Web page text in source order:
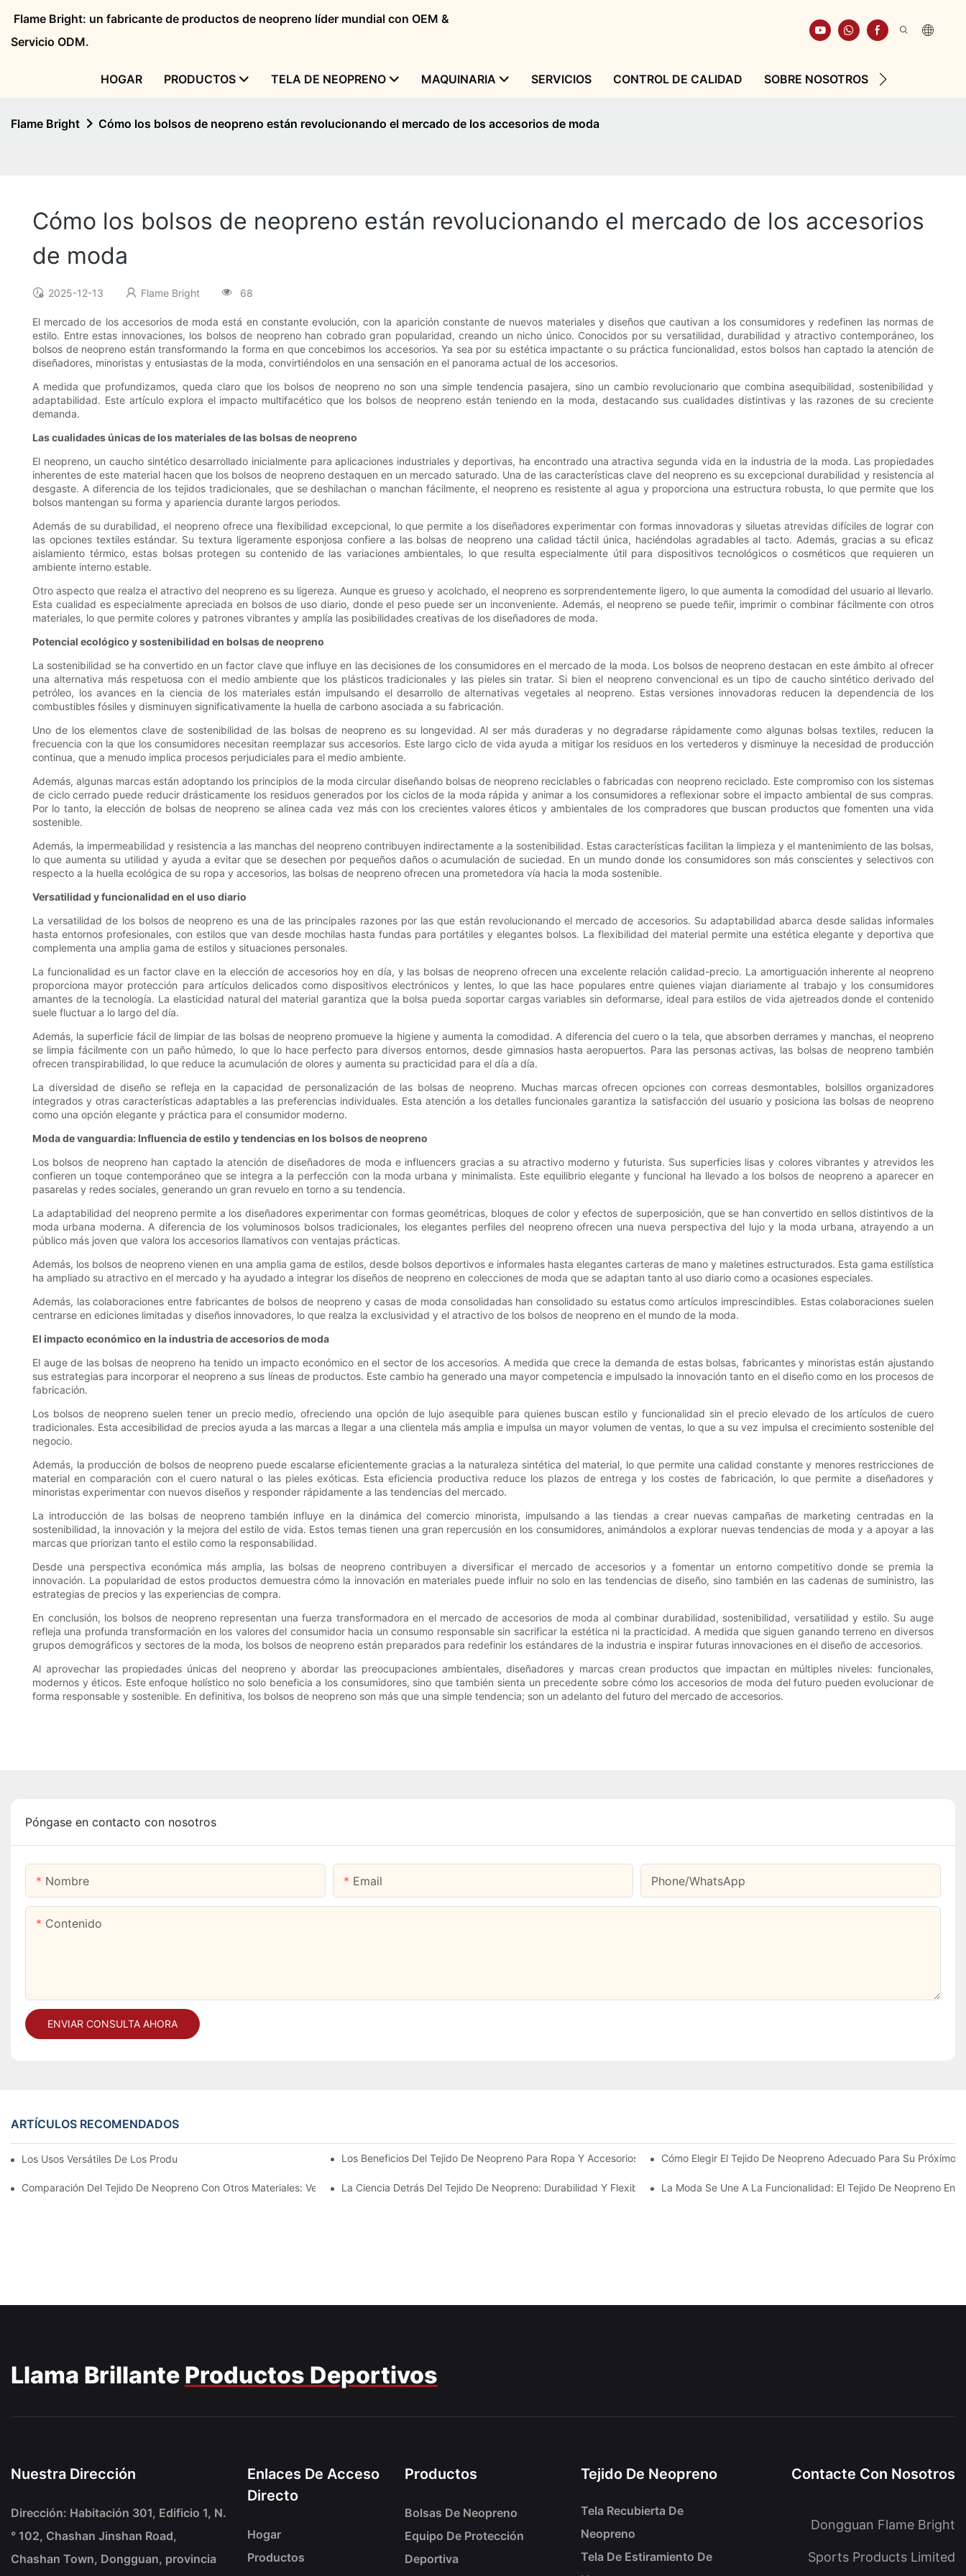
Flame Bright: un fabricante de productos de neopreno líder mundial con OEM &
Servicio ODM.
HOGAR PRODUCTOS TELA DE NEOPRENO MAQUINARIA SERVICIOS CONTROL DE CALIDAD SOBRE NOSOTROS
Flame Bright Cómo los bolsos de neopreno están revolucionando el mercado de los accesorios de moda
Cómo los bolsos de neopreno están revolucionando el mercado de los accesorios
de moda
2025-12-13 Flame Bright 68
El mercado de los accesorios de moda está en constante evolución, con la aparición constante de nuevos materiales y diseños que cautivan a los consumidores y redefinen las normas de
estilo. Entre estas innovaciones, los bolsos de neopreno han cobrado gran popularidad, creando un nicho único. Conocidos por su versatilidad, durabilidad y atractivo contemporáneo, los
bolsos de neopreno están transformando la forma en que concebimos los accesorios. Ya sea por su estética impactante o su práctica funcionalidad, estos bolsos han captado la atención de
diseñadores, minoristas y entusiastas de la moda, convirtiéndolos en una sensación en el panorama actual de los accesorios.
A medida que profundizamos, queda claro que los bolsos de neopreno no son una simple tendencia pasajera, sino un cambio revolucionario que combina asequibilidad, sostenibilidad y
adaptabilidad. Este artículo explora el impacto multifacético que los bolsos de neopreno están teniendo en la moda, destacando sus cualidades distintivas y las razones de su creciente
demanda.
Las cualidades únicas de los materiales de las bolsas de neopreno
El neopreno, un caucho sintético desarrollado inicialmente para aplicaciones industriales y deportivas, ha encontrado una atractiva segunda vida en la industria de la moda. Las propiedades
inherentes de este material hacen que los bolsos de neopreno destaquen en un mercado saturado. Una de las características clave del neopreno es su excepcional durabilidad y resistencia al
desgaste. A diferencia de los tejidos tradicionales, que se deshilachan o manchan fácilmente, el neopreno es resistente al agua y proporciona una estructura robusta, lo que permite que los
bolsos mantengan su forma y apariencia durante largos periodos.
Además de su durabilidad, el neopreno ofrece una flexibilidad excepcional, lo que permite a los diseñadores experimentar con formas innovadoras y siluetas atrevidas difíciles de lograr con
las opciones textiles estándar. Su textura ligeramente esponjosa confiere a las bolsas de neopreno una calidad táctil única, haciéndolas agradables al tacto. Además, gracias a su eficaz
aislamiento térmico, estas bolsas protegen su contenido de las variaciones ambientales, lo que resulta especialmente útil para dispositivos tecnológicos o cosméticos que requieren un
ambiente interno estable.
Otro aspecto que realza el atractivo del neopreno es su ligereza. Aunque es grueso y acolchado, el neopreno es sorprendentemente ligero, lo que aumenta la comodidad del usuario al llevarlo.
Esta cualidad es especialmente apreciada en bolsos de uso diario, donde el peso puede ser un inconveniente. Además, el neopreno se puede teñir, imprimir o combinar fácilmente con otros
materiales, lo que permite colores y patrones vibrantes y amplía las posibilidades creativas de los diseñadores de moda.
Potencial ecológico y sostenibilidad en bolsas de neopreno
La sostenibilidad se ha convertido en un factor clave que influye en las decisiones de los consumidores en el mercado de la moda. Los bolsos de neopreno destacan en este ámbito al ofrecer
una alternativa más respetuosa con el medio ambiente que los plásticos tradicionales y las pieles sin tratar. Si bien el neopreno convencional es un tipo de caucho sintético derivado del
petróleo, los avances en la ciencia de los materiales están impulsando el desarrollo de alternativas vegetales al neopreno. Estas versiones innovadoras reducen la dependencia de los
combustibles fósiles y disminuyen significativamente la huella de carbono asociada a su fabricación.
Uno de los elementos clave de sostenibilidad de las bolsas de neopreno es su longevidad. Al ser más duraderas y no degradarse rápidamente como algunas bolsas textiles, reducen la
frecuencia con la que los consumidores necesitan reemplazar sus accesorios. Este largo ciclo de vida ayuda a mitigar los residuos en los vertederos y disminuye la necesidad de producción
continua, que a menudo implica procesos perjudiciales para el medio ambiente.
Además, algunas marcas están adoptando los principios de la moda circular diseñando bolsas de neopreno reciclables o fabricadas con neopreno reciclado. Este compromiso con los sistemas
de ciclo cerrado puede reducir drásticamente los residuos generados por los ciclos de la moda rápida y animar a los consumidores a reflexionar sobre el impacto ambiental de sus compras.
Por lo tanto, la elección de bolsas de neopreno se alinea cada vez más con los crecientes valores éticos y ambientales de los compradores que buscan productos que fomenten una vida
sostenible.
Además, la impermeabilidad y resistencia a las manchas del neopreno contribuyen indirectamente a la sostenibilidad. Estas características facilitan la limpieza y el mantenimiento de las bolsas,
lo que aumenta su utilidad y ayuda a evitar que se desechen por pequeños daños o acumulación de suciedad. En un mundo donde los consumidores son más conscientes y selectivos con
respecto a la huella ecológica de su ropa y accesorios, las bolsas de neopreno ofrecen una prometedora vía hacia la moda sostenible.
Versatilidad y funcionalidad en el uso diario
La versatilidad de los bolsos de neopreno es una de las principales razones por las que están revolucionando el mercado de accesorios. Su adaptabilidad abarca desde salidas informales
hasta entornos profesionales, con estilos que van desde mochilas hasta fundas para portátiles y elegantes bolsos. La flexibilidad del material permite una estética elegante y deportiva que
complementa una amplia gama de estilos y situaciones personales.
La funcionalidad es un factor clave en la elección de accesorios hoy en día, y las bolsas de neopreno ofrecen una excelente relación calidad-precio. La amortiguación inherente al neopreno
proporciona mayor protección para artículos delicados como dispositivos electrónicos y lentes, lo que las hace populares entre quienes viajan diariamente al trabajo y los consumidores
amantes de la tecnología. La elasticidad natural del material garantiza que la bolsa pueda soportar cargas variables sin deformarse, ideal para estilos de vida ajetreados donde el contenido
suele fluctuar a lo largo del día.
Además, la superficie fácil de limpiar de las bolsas de neopreno promueve la higiene y aumenta la comodidad. A diferencia del cuero o la tela, que absorben derrames y manchas, el neopreno
se limpia fácilmente con un paño húmedo, lo que lo hace perfecto para diversos entornos, desde gimnasios hasta aeropuertos. Para las personas activas, las bolsas de neopreno también
ofrecen transpirabilidad, lo que reduce la acumulación de olores y aumenta su practicidad para el día a día.
La diversidad de diseño se refleja en la capacidad de personalización de las bolsas de neopreno. Muchas marcas ofrecen opciones con correas desmontables, bolsillos organizadores
integrados y otras características adaptables a las preferencias individuales. Esta atención a los detalles funcionales garantiza la satisfacción del usuario y posiciona las bolsas de neopreno
como una opción elegante y práctica para el consumidor moderno.
Moda de vanguardia: Influencia de estilo y tendencias en los bolsos de neopreno
Los bolsos de neopreno han captado la atención de diseñadores de moda e influencers gracias a su atractivo moderno y futurista. Sus superficies lisas y colores vibrantes y atrevidos les
confieren un toque contemporáneo que se integra a la perfección con la moda urbana y minimalista. Este equilibrio elegante y funcional ha llevado a los bolsos de neopreno a aparecer en
pasarelas y redes sociales, generando un gran revuelo en torno a su tendencia.
La adaptabilidad del neopreno permite a los diseñadores experimentar con formas geométricas, bloques de color y efectos de superposición, que se han convertido en sellos distintivos de la
moda urbana moderna. A diferencia de los voluminosos bolsos tradicionales, los elegantes perfiles del neopreno ofrecen una nueva perspectiva del lujo y la moda urbana, atrayendo a un
público más joven que valora los accesorios llamativos con ventajas prácticas.
Además, los bolsos de neopreno vienen en una amplia gama de estilos, desde bolsos deportivos e informales hasta elegantes carteras de mano y maletines estructurados. Esta gama estilística
ha ampliado su atractivo en el mercado y ha ayudado a integrar los diseños de neopreno en colecciones de moda que se adaptan tanto al uso diario como a ocasiones especiales.
Además, las colaboraciones entre fabricantes de bolsos de neopreno y casas de moda consolidadas han consolidado su estatus como artículos imprescindibles. Estas colaboraciones suelen
centrarse en ediciones limitadas y diseños innovadores, lo que realza la exclusividad y el atractivo de los bolsos de neopreno en el mundo de la moda.
El impacto económico en la industria de accesorios de moda
El auge de las bolsas de neopreno ha tenido un impacto económico en el sector de los accesorios. A medida que crece la demanda de estas bolsas, fabricantes y minoristas están ajustando
sus estrategias para incorporar el neopreno a sus líneas de productos. Este cambio ha generado una mayor competencia e impulsado la innovación tanto en el diseño como en los procesos de
fabricación.
Los bolsos de neopreno suelen tener un precio medio, ofreciendo una opción de lujo asequible para quienes buscan estilo y funcionalidad sin el precio elevado de los artículos de cuero
tradicionales. Esta accesibilidad de precios ayuda a las marcas a llegar a una clientela más amplia e impulsa un mayor volumen de ventas, lo que a su vez impulsa el crecimiento sostenible del
negocio.
Además, la producción de bolsos de neopreno puede escalarse eficientemente gracias a la naturaleza sintética del material, lo que permite una calidad constante y menores restricciones de
material en comparación con el cuero natural o las pieles exóticas. Esta eficiencia productiva reduce los plazos de entrega y los costes de fabricación, lo que permite a diseñadores y
minoristas experimentar con nuevos diseños y responder rápidamente a las tendencias del mercado.
La introducción de las bolsas de neopreno también influye en la dinámica del comercio minorista, impulsando a las tiendas a crear nuevas campañas de marketing centradas en la
sostenibilidad, la innovación y la mejora del estilo de vida. Estos temas tienen una gran repercusión en los consumidores, animándolos a explorar nuevas tendencias de moda y a apoyar a las
marcas que priorizan tanto el estilo como la responsabilidad.
Desde una perspectiva económica más amplia, las bolsas de neopreno contribuyen a diversificar el mercado de accesorios y a fomentar un entorno competitivo donde se premia la
innovación. La popularidad de estos productos demuestra cómo la innovación en materiales puede influir no solo en las tendencias de diseño, sino también en las cadenas de suministro, las
estrategias de precios y las experiencias de compra.
En conclusión, los bolsos de neopreno representan una fuerza transformadora en el mercado de accesorios de moda al combinar durabilidad, sostenibilidad, versatilidad y estilo. Su auge
refleja una profunda transformación en los valores del consumidor hacia un consumo responsable sin sacrificar la estética ni la practicidad. A medida que siguen ganando terreno en diversos
grupos demográficos y sectores de la moda, los bolsos de neopreno están preparados para redefinir los estándares de la industria e inspirar futuras innovaciones en el diseño de accesorios.
Al aprovechar las propiedades únicas del neopreno y abordar las preocupaciones ambientales, diseñadores y marcas crean productos que impactan en múltiples niveles: funcionales,
modernos y éticos. Este enfoque holístico no solo beneficia a los consumidores, sino que también sienta un precedente sobre cómo los accesorios de moda del futuro pueden evolucionar de
forma responsable y sostenible. En definitiva, los bolsos de neopreno son más que una simple tendencia; son un adelanto del futuro del mercado de accesorios.
Póngase en contacto con nosotros
Nombre Email Phone/whatsApp
Contenido
ENVIAR CONSULTA AHORA
ARTÍCULOS RECOMENDADOS
Los Usos Versátiles De Los Productos De Neopreno En La Vida DiariaLos Beneficios Del Tejido De Neopreno Para Ropa Y Accesorios Cómo Elegir El Tejido De Neopreno Adecuado Para Su Próximo
Comparación Del Tejido De Neopreno Con Otros Materiales: Ventajas Y DesventajasLa Ciencia Detrás Del Tejido De Neopreno: Durabilidad Y FlexibilidadLa Moda Se Une A La Funcionalidad: El Tejido De Neopreno En
Llama Brillante Productos Deportivos
Nuestra Dirección
Dirección: Habitación 301, Edificio 1, N.
° 102, Chashan Jinshan Road,
Chashan Town, Dongguan, provincia
Enlaces De Acceso
Directo
Hogar
Productos
Productos
Bolsas De Neopreno
Equipo De Protección
Deportiva
Tejido De Neopreno
Tela Recubierta De
Neopreno
Tela De Estiramiento De
Contacte Con Nosotros
Dongguan Flame Bright
Sports Products Limited